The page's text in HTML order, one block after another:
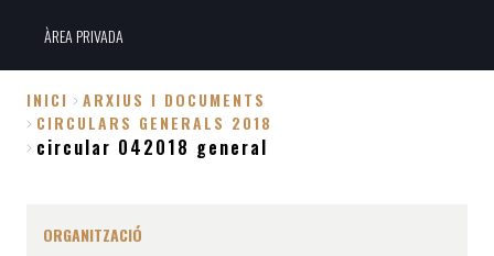
ÀREA PRIVADA
Fil
d'Ariadna
INICI
ARXIUS I DOCUMENTS
CIRCULARS GENERALS 2018
circular 042018 general
ORGANITZACIÓ